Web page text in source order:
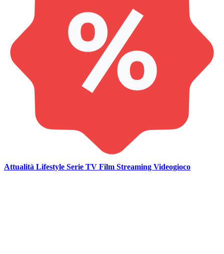
Attualità Lifestyle Serie TV Film Streaming Videogioco